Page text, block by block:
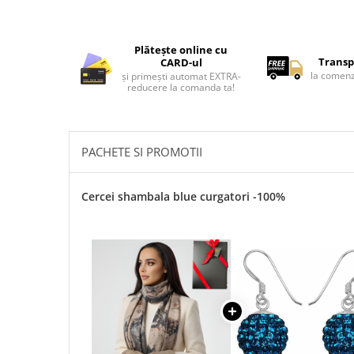
Pijamale de CRACIUN
Halate si capoate
WINTER Collection
Halate si pijamale Family
Seturi elegante femei
Plătește online cu
CARD-ul
și primești automat EXTRA-
reducere la comanda ta!
la
PACHETE SI PROMOTII
Cercei shambala blue curgatori -100%